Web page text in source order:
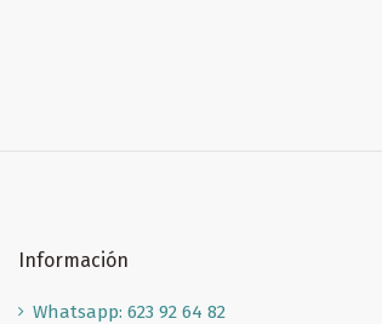
Información
Whatsapp: 623 92 64 82